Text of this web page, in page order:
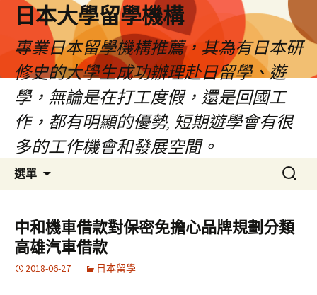
日本大學留學機構
專業日本留學機構推薦，其為有日本研
修史的大學生成功辦理赴日留學、遊
學，無論是在打工度假，還是回國工
作，都有明顯的優勢, 短期遊學會有很
多的工作機會和發展空間。
選單
容
搜
尋
鍵
字:
中和機車借款對保密免擔心品牌規劃分類
高雄汽車借款
2018-06-27 日本留學